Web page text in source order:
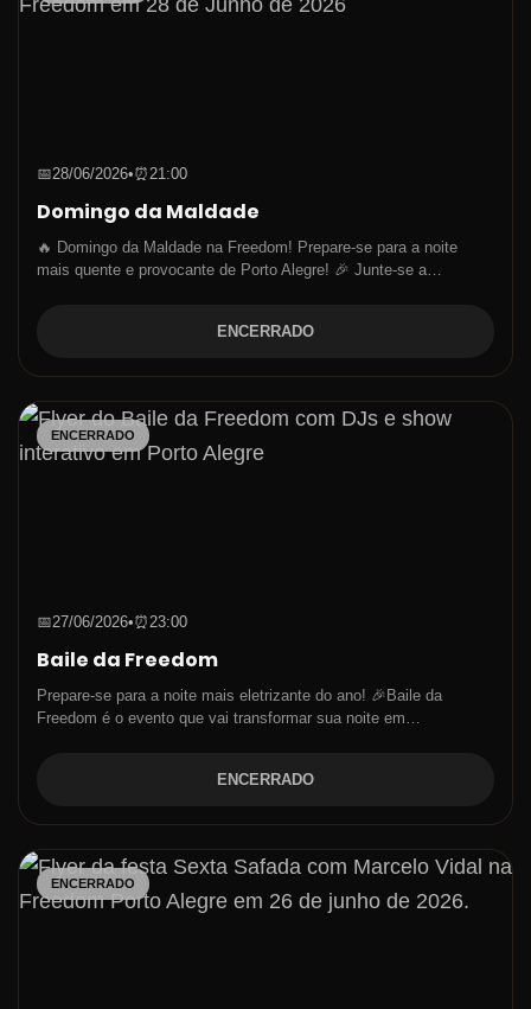
📅28/06/2026•⏰21:00
Domingo da Maldade
🔥 Domingo da Maldade na Freedom! Prepare-se para a noite
mais quente e provocante de Porto Alegre! 🎉 Junte-se a…
ENCERRADO
ENCERRADO
📅27/06/2026•⏰23:00
Baile da Freedom
Prepare-se para a noite mais eletrizante do ano! 🎉Baile da
Freedom é o evento que vai transformar sua noite em…
ENCERRADO
ENCERRADO